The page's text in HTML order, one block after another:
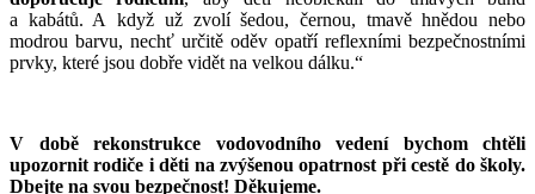
a kabátů. A když už zvolí šedou, černou, tmavě hnědou nebo
modrou barvu, nechť určitě oděv opatří reflexními bezpečnostními
prvky, které jsou dobře vidět na velkou dálku.“
V době rekonstrukce vodovodního vedení bychom chtěli
upozornit rodiče i děti na zvýšenou opatrnost při cestě do školy.
Dbejte na svou bezpečnost! Děkujeme.